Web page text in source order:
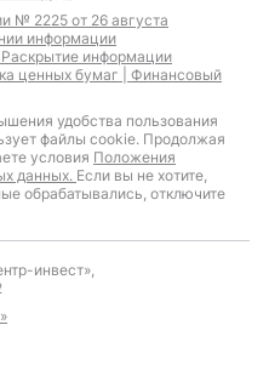
№ 2225 от 26 августа
информации
Раскрытие информации
ценных бумаг | Финансовый
удобства пользования
файлы cookie. Продолжая
условия Положения
данных. Если вы не хотите,
обрабатывались, отключите
инвест»,